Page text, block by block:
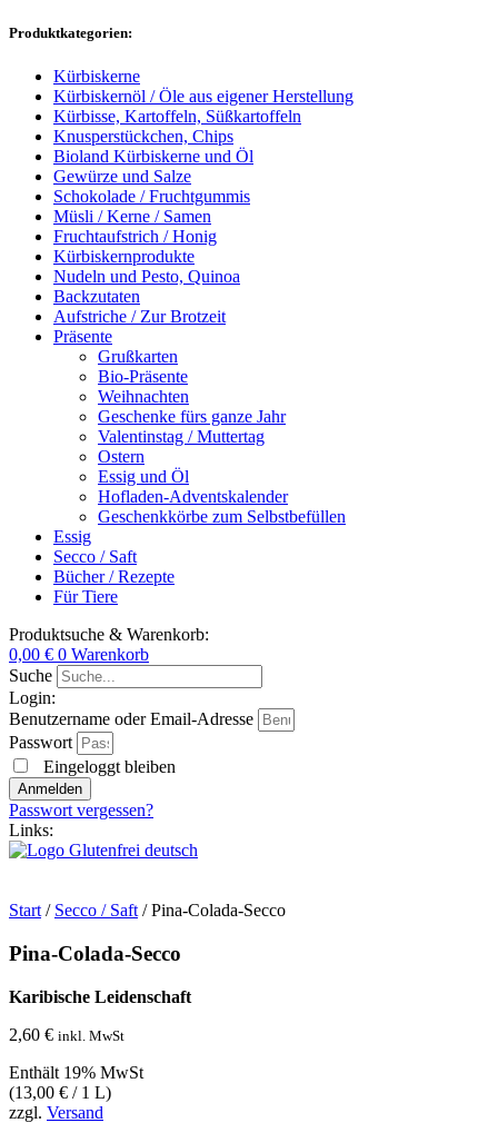
Produktkategorien:
Kürbiskerne
Kürbiskernöl / Öle aus eigener Herstellung
Kürbisse, Kartoffeln, Süßkartoffeln
Knusperstückchen, Chips
Bioland Kürbiskerne und Öl
Gewürze und Salze
Schokolade / Fruchtgummis
Müsli / Kerne / Samen
Fruchtaufstrich / Honig
Kürbiskernprodukte
Nudeln und Pesto, Quinoa
Backzutaten
Aufstriche / Zur Brotzeit
Präsente
Grußkarten
Bio-Präsente
Weihnachten
Geschenke fürs ganze Jahr
Valentinstag / Muttertag
Ostern
Essig und Öl
Hofladen-Adventskalender
Geschenkkörbe zum Selbstbefüllen
Essig
Secco / Saft
Bücher / Rezepte
Für Tiere
Produktsuche & Warenkorb:
0,00 € 0 Warenkorb
Suche
Login:
Benutzername oder Email-Adresse
Passwort
Eingeloggt bleiben
Anmelden
Passwort vergessen?
Links:
Start / Secco / Saft / Pina-Colada-Secco
Pina-Colada-Secco
Karibische Leidenschaft
2,60 € inkl. MwSt
Enthält 19% MwSt
(13,00 € / 1 L)
zzgl. Versand